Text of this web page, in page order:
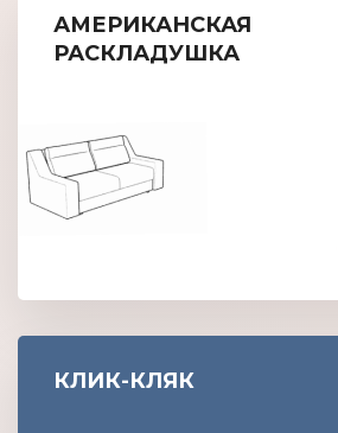
АМЕРИКАНСКАЯ
РАСКЛАДУШКА
КЛИК-КЛЯК